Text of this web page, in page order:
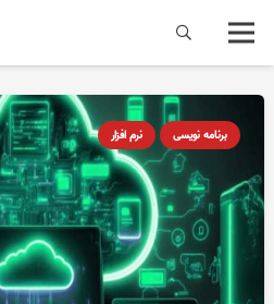
برنامه نویسی نرم افزار